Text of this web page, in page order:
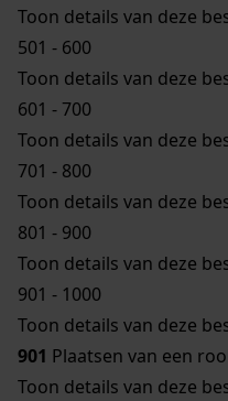
Toon details van deze
501 - 600
Toon details van deze
601 - 700
Toon details van deze
701 - 800
Toon details van deze
801 - 900
Toon details van deze
901 - 1000
Toon details van deze
901 Plaatsen van een
Toon details van deze